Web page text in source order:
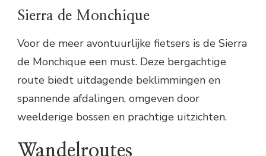
Sierra de Monchique
Voor de meer avontuurlijke fietsers is de Sierra
de Monchique een must. Deze bergachtige
route biedt uitdagende beklimmingen en
spannende afdalingen, omgeven door
weelderige bossen en prachtige uitzichten.
Wandelroutes